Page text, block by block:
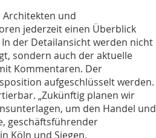
und
jederzeit einen Überblick
der Detailansicht werden nicht
sondern auch der aktuelle
Kommentaren. Der
aufgeschlüsselt werden.
„Zukünftig planen wir
um den Handel und
geschäftsführender
Köln und Siegen.